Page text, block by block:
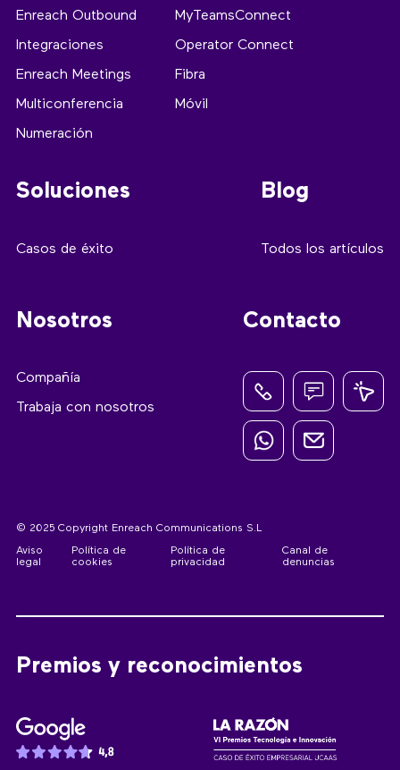
Enreach Outbound
Integraciones
Enreach Meetings
Multiconferencia
Numeración
MyTeamsConnect
Operator Connect
Fibra
Móvil
Soluciones
Casos de éxito
Blog
Todos los artículos
Nosotros
Compañía
Trabaja con nosotros
Contacto
© 2025 Copyright Enreach Communications S.L
Aviso
legal
Política de
cookies
Política de
privacidad
Canal de
denuncias
Premios y reconocimientos